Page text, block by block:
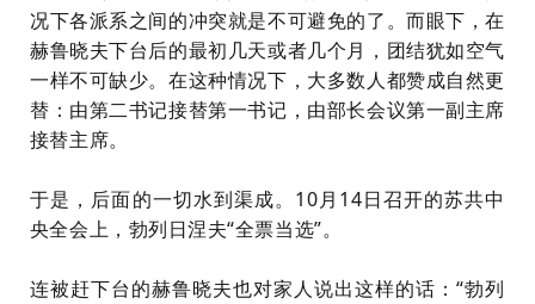
况下各派系之间的冲突就是不可避免的了。而眼下，在
赫鲁晓夫下台后的最初几天或者几个月，团结犹如空气
一样不可缺少。在这种情况下，大多数人都赞成自然更
替：由第二书记接替第一书记，由部长会议第一副主席
接替主席。
于是，后面的一切水到渠成。10月14日召开的苏共中
央全会上，勃列日涅夫“全票当选”。
连被赶下台的赫鲁晓夫也对家人说出这样的话：“勃列